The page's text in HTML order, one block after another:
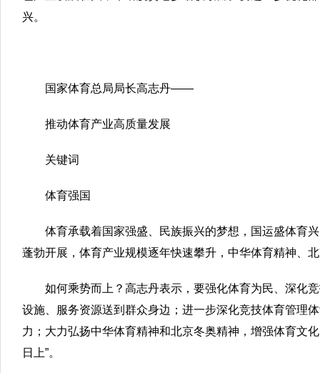
兴。
国家体育总局局长高志丹——
推动体育产业高质量发展
关键词
体育强国
体育承载着国家强盛、民族振兴的梦想，国运盛体育
蓬勃开展，体育产业规模逐年快速攀升，中华体育精神、
如何乘势而上？高志丹表示，要强化体育为民、深化
设施、服务资源送到群众身边；进一步深化竞技体育管理
力；大力弘扬中华体育精神和北京冬奥精神，增强体育文
日上”。